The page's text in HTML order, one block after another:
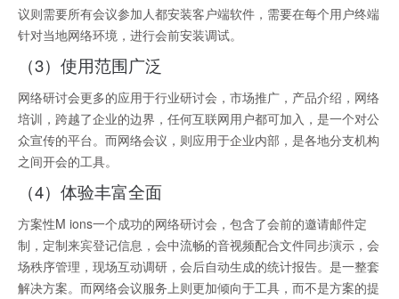
议则需要所有会议参加人都安装客户端软件，需要在每个用户终端
针对当地网络环境，进行会前安装调试。
（3）使用范围广泛
网络研讨会更多的应用于行业研讨会，市场推广，产品介绍，网络
培训，跨越了企业的边界，任何互联网用户都可加入，是一个对公
众宣传的平台。而网络会议，则应用于企业内部，是各地分支机构
之间开会的工具。
（4）体验丰富全面
方案性M ions一个成功的网络研讨会，包含了会前的邀请邮件定
制，定制来宾登记信息，会中流畅的音视频配合文件同步演示，会
场秩序管理，现场互动调研，会后自动生成的统计报告。是一整套
解决方案。而网络会议服务上则更加倾向于工具，而不是方案的提